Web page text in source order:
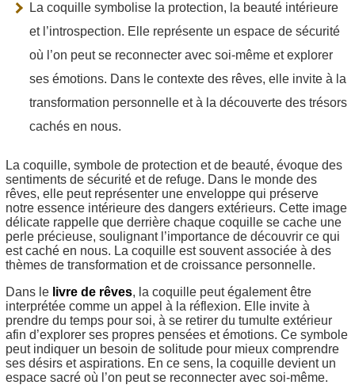
La coquille symbolise la protection, la beauté intérieure
et l’introspection. Elle représente un espace de sécurité
où l’on peut se reconnecter avec soi-même et explorer
ses émotions. Dans le contexte des rêves, elle invite à la
transformation personnelle et à la découverte des trésors
cachés en nous.
La coquille, symbole de protection et de beauté, évoque des
sentiments de sécurité et de refuge. Dans le monde des
rêves, elle peut représenter une enveloppe qui préserve
notre essence intérieure des dangers extérieurs. Cette image
délicate rappelle que derrière chaque coquille se cache une
perle précieuse, soulignant l’importance de découvrir ce qui
est caché en nous. La coquille est souvent associée à des
thèmes de transformation et de croissance personnelle.
Dans le livre de rêves, la coquille peut également être
interprétée comme un appel à la réflexion. Elle invite à
prendre du temps pour soi, à se retirer du tumulte extérieur
afin d’explorer ses propres pensées et émotions. Ce symbole
peut indiquer un besoin de solitude pour mieux comprendre
ses désirs et aspirations. En ce sens, la coquille devient un
espace sacré où l’on peut se reconnecter avec soi-même.